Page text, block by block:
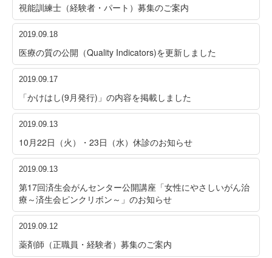
視能訓練士（経験者・パート）募集のご案内
2019.09.18
医療の質の公開（Quality Indicators)を更新しました
2019.09.17
「かけはし(9月発行)」の内容を掲載しました
2019.09.13
10月22日（火）・23日（水）休診のお知らせ
2019.09.13
第17回済生会がんセンター公開講座「女性にやさしいがん治
療～済生会ピンクリボン～」のお知らせ
2019.09.12
薬剤師（正職員・経験者）募集のご案内